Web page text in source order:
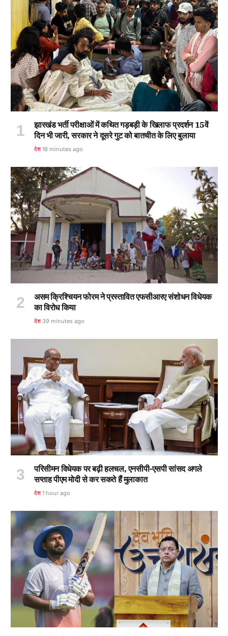
झारखंड भर्ती परीक्षाओं में कथित गड़बड़ी के खिलाफ प्रदर्शन 15वें
दिन भी जारी, सरकार ने दूसरे गुट को बातचीत के लिए बुलाया
देश 18 minutes ago
असम क्रिश्चियन फोरम ने प्रस्तावित एफसीआरए संशोधन विधेयक
का विरोध किया
देश 39 minutes ago
परिसीमन विधेयक पर बढ़ी हलचल, एनसीपी-एसपी सांसद अगले
सप्ताह पीएम मोदी से कर सकते हैं मुलाकात
देश 1 hour ago